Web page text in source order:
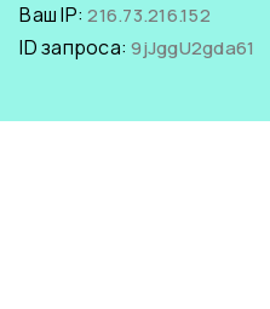
Ваш IP:216.73.216.152
ID запроса:9jJggU2gda61